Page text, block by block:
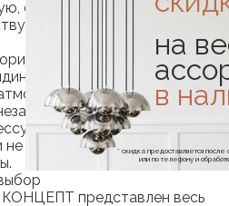
спокойную обстановку;
здоровому отдыху;
ароматы.
это стиль интерьера,
и уют создают
мелочи. В нашем
к ним – дизайнерские.
будут выбиваться из общей
представлен весь
на
в
* скидка предоставляется
или по телефону и